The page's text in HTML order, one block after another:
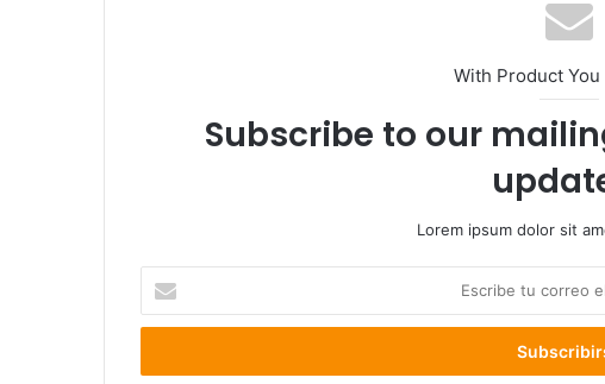
With Product You
Subscribe to our
Lorem ipsum dolor sit
correo